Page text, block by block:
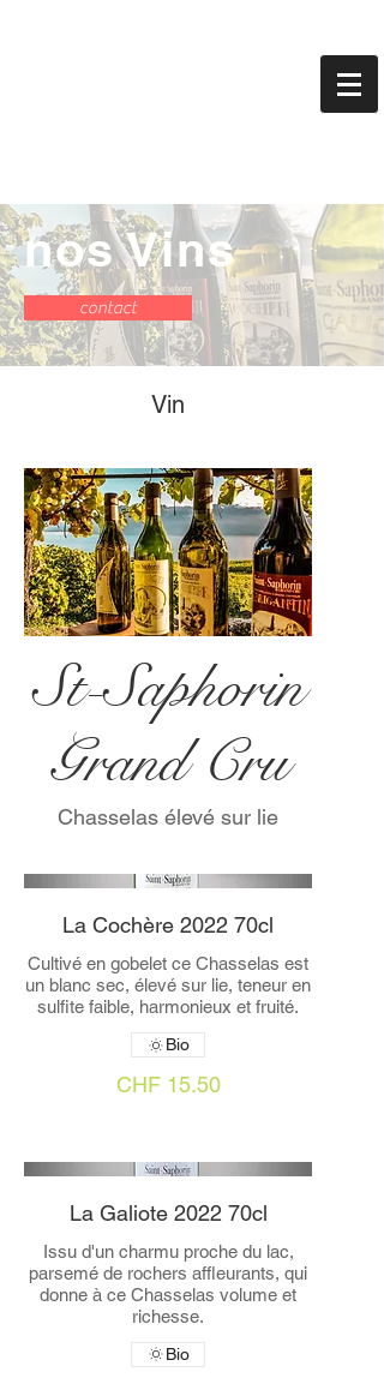
nos Vins
contact
Vin
St-Saphorin
Grand Cru
Chasselas élevé sur lie
La Cochère 2022 70cl
Cultivé en gobelet ce Chasselas est
un blanc sec, élevé sur lie, teneur en
sulfite faible, harmonieux et fruité.
CHF 15.50
Bio
La Galiote 2022 70cl
Issu d'un charmu proche du lac,
parsemé de rochers affleurants, qui
donne à ce Chasselas volume et
richesse.
Bio